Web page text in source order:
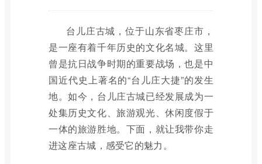
台儿庄古城，位于山东省枣庄市，
是一座有着千年历史的文化名城。这里
曾是抗日战争时期的重要战场，也是中
国近代史上著名的“台儿庄大捷”的发生
地。如今，台儿庄古城已经发展成为一
处集历史文化、旅游观光、休闲度假于
一体的旅游胜地。下面，就让我带你走
进这座古城，感受它的魅力。